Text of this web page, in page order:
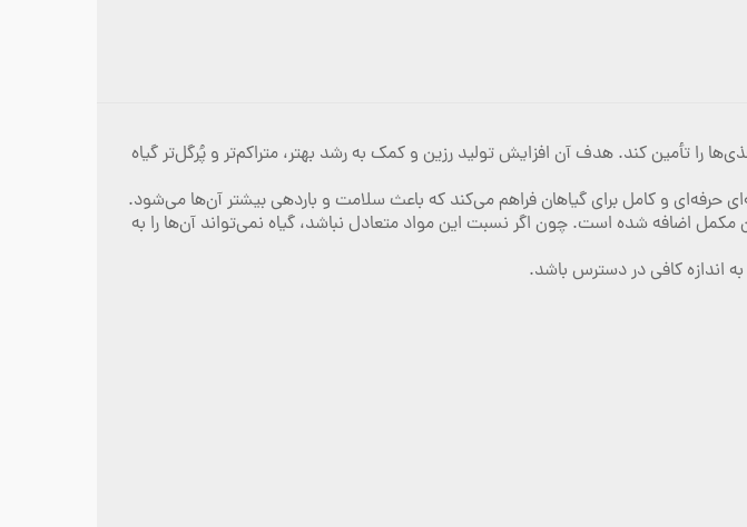
را تأمین کند. هدف آن افزایش تولید رزین و کمک به رشد بهتر، متراکم‌تر و پُرگل‌تر گیاه
مکمل اضافه شده است. چون اگر نسبت این مواد متعادل نباشد، گیاه نمی‌تواند آن‌ها را به
اندازه کافی در دسترس باشد.